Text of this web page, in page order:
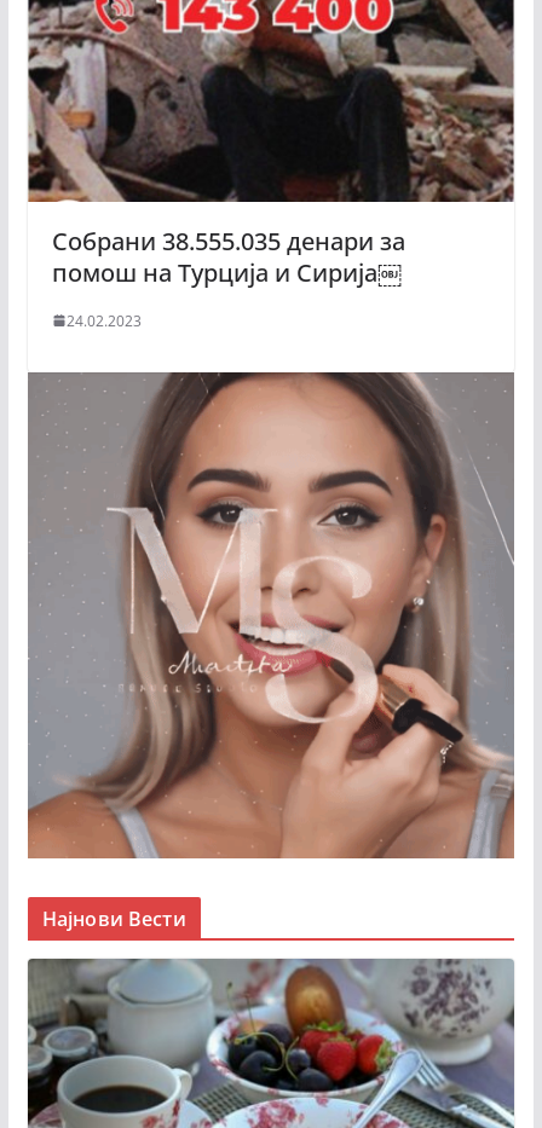
Собрани 38.555.035 денари за
помош на Турција и Сирија￼
24.02.2023
Најнови Вести